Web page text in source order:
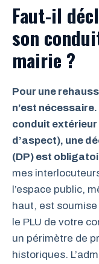
Faut-il
son
mairie ?
Pour une
n’est
conduit
d’aspect), une
(DP) est
mes
l’espace public,
haut, est soumise
le PLU de votre
un périmètre de
historiques.